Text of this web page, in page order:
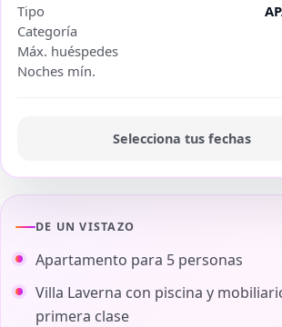
DE UN VISTAZO
Apartamento para 5 personas
Villa Laverna con piscina y
primera clase
Tipo
Categoría
Máx. huéspedes
Noches mín.
Selecciona tus fechas